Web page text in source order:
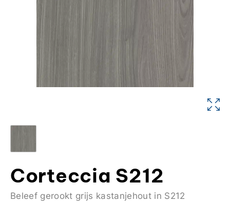
Corteccia S212
Beleef gerookt grijs kastanjehout in S212